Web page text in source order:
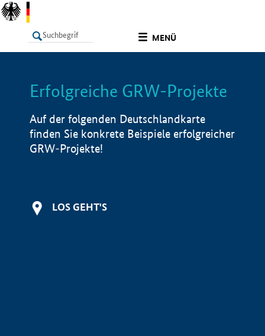
MENÜ
LISTE Info
Erfolgreiche GRW-Projekte
Auf der folgenden Deutschlandkarte
finden Sie konkrete Beispiele erfolgreicher
GRW-Projekte!
LOS GEHT'S